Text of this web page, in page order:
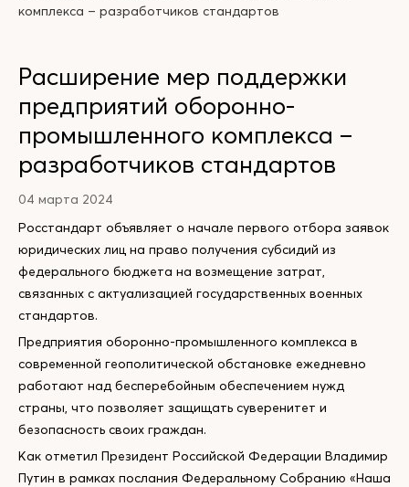
комплекса – разработчиков стандартов
Расширение мер поддержки
предприятий оборонно-
промышленного комплекса –
разработчиков стандартов
04 марта 2024
Росстандарт объявляет о начале первого отбора заявок
юридических лиц на право получения субсидий из
федерального бюджета на возмещение затрат,
связанных с актуализацией государственных военных
стандартов.
Предприятия оборонно-промышленного комплекса в
современной геополитической обстановке ежедневно
работают над бесперебойным обеспечением нужд
страны, что позволяет защищать суверенитет и
безопасность своих граждан.
Как отметил Президент Российской Федерации Владимир
Путин в рамках послания Федеральному Собранию «Наша